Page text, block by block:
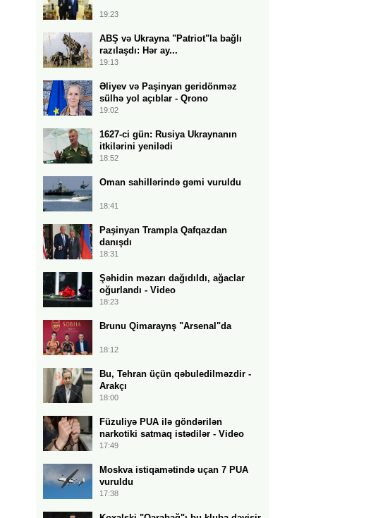
19:23
ABŞ və Ukrayna "Patriot"la bağlı
razılaşdı: Hər ay...
19:13
Əliyev və Paşinyan geridönməz
sülhə yol açıblar - Qrono
19:02
1627-ci gün: Rusiya Ukraynanın
itkilərini yenilədi
18:52
Oman sahillərində gəmi vuruldu
18:41
Paşinyan Trampla Qafqazdan
danışdı
18:31
Şəhidin məzarı dağıdıldı, ağaclar
oğurlandı - Video
18:23
Brunu Qimaraynş "Arsenal"da
18:12
Bu, Tehran üçün qəbuledilməzdir -
Arakçı
18:00
Füzuliyə PUA ilə göndərilən
narkotiki satmaq istədilər - Video
17:49
Moskva istiqamətində uçan 7 PUA
vuruldu
17:38